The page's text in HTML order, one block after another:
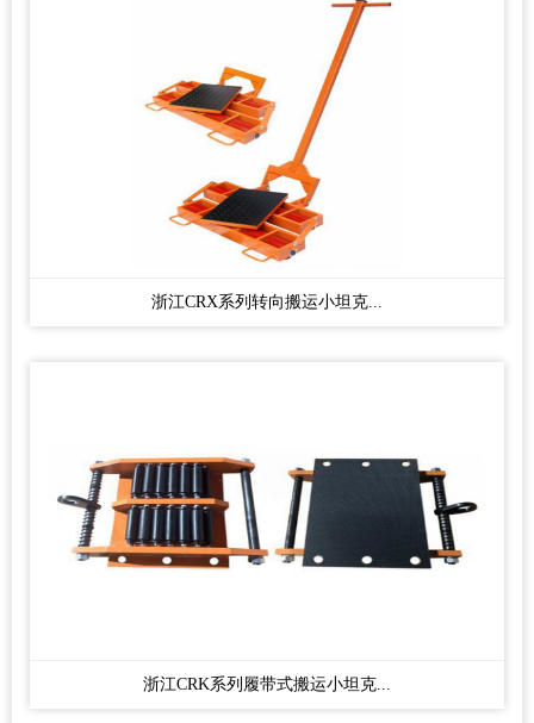
浙江CRX系列转向搬运小坦克...
浙江CRK系列履带式搬运小坦克...